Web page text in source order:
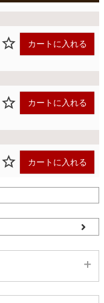
カートに入れる
カートに入れる
カートに入れる